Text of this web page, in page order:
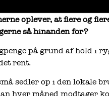
oplever, at flere og
så hinanden for?
på grund af hold i
rent.
sedler op i den lokale
hver måned modtager